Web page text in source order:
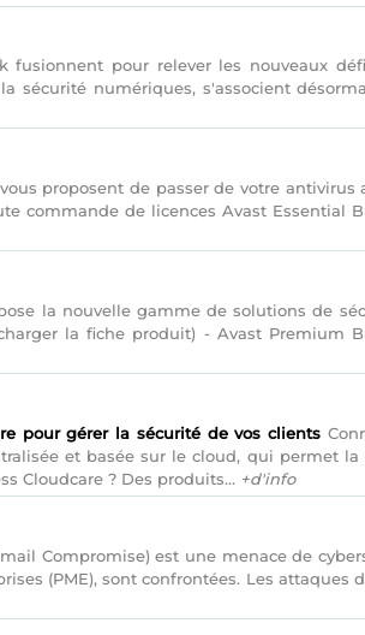
fusionnent pour relever les nouveaux
sécurité numériques, s'associent
proposent de passer de votre antivirus
commande de licences Avast Essential
la nouvelle gamme de solutions de
la fiche produit) - Avast Premium
pour gérer la sécurité de vos clients
et basée sur le cloud, qui permet la
Cloudcare ? Des produits... +d'info
Compromise) est une menace de
(PME), sont confrontées. Les attaques